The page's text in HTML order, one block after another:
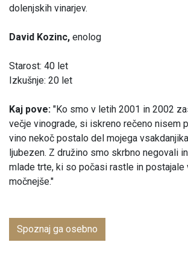
dolenjskih vinarjev.
David Kozinc, enolog
Starost: 40 let
Izkušnje: 20 let
Kaj pove: "Ko smo v letih 2001 in 2002
večje vinograde, si iskreno rečeno nisem
vino nekoč postalo del mojega
ljubezen. Z družino smo skrbno negovali
mlade trte, ki so počasi rastle in postajale
močnejše."
Spoznaj ga osebno